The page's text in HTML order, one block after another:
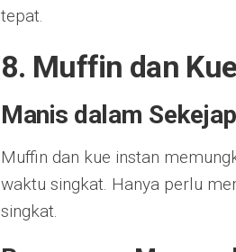
tepat.
8. Muffin dan
Manis dalam Sekejap
Muffin dan kue instan
waktu singkat. Hanya perlu
singkat.